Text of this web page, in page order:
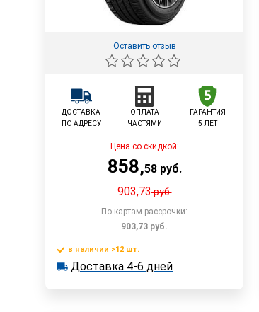
Оставить отзыв
ДОСТАВКА
ПО АДРЕСУ
ОПЛАТА
ЧАСТЯМИ
ГАРАНТИЯ
5 ЛЕТ
Цена со скидкой:
858,58руб.
903,73руб.
По картам рассрочки:
903,73 руб.
В корзину
в наличии >12 шт.
в наличии >12 шт.
Доставка 4-6 дней